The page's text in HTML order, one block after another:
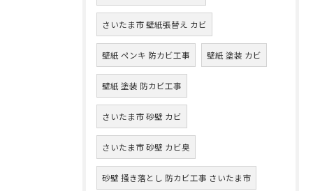
さいたま市 壁紙張替え カビ
壁紙 ペンキ 防カビ工事 壁紙 塗装 カビ
壁紙 塗装 防カビ工事
さいたま市 砂壁 カビ
さいたま市 砂壁 カビ臭
砂壁 掻き落とし 防カビ工事 さいたま市